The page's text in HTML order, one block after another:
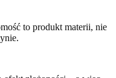
to produkt materii, nie